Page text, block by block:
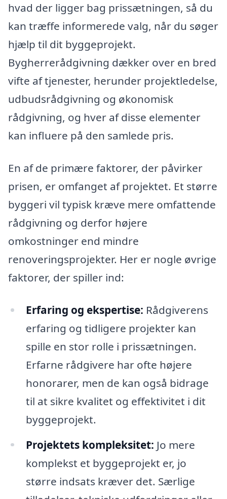
hvad der ligger bag prissætningen, så du
kan træffe informerede valg, når du søger
hjælp til dit byggeprojekt.
Bygherrerådgivning dækker over en bred
vifte af tjenester, herunder projektledelse,
udbudsrådgivning og økonomisk
rådgivning, og hver af disse elementer
kan influere på den samlede pris.
En af de primære faktorer, der påvirker
prisen, er omfanget af projektet. Et større
byggeri vil typisk kræve mere omfattende
rådgivning og derfor højere
omkostninger end mindre
renoveringsprojekter. Her er nogle øvrige
faktorer, der spiller ind:
Erfaring og ekspertise: Rådgiverens
erfaring og tidligere projekter kan
spille en stor rolle i prissætningen.
Erfarne rådgivere har ofte højere
honorarer, men de kan også bidrage
til at sikre kvalitet og effektivitet i dit
byggeprojekt.
Projektets kompleksitet: Jo mere
komplekst et byggeprojekt er, jo
større indsats kræver det. Særlige